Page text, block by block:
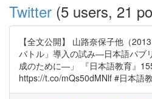
Twitter (5 users, 21
【全文公開】 山路奈保子他（
バトル」導入の試み―日本語パブ
成のために―」 『日本語教育』
https://t.co/mQs50dMNlf #日本語